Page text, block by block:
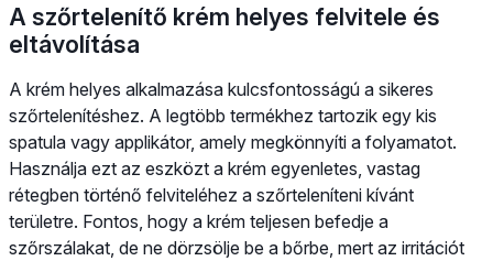
A szőrtelenítő krém helyes felvitele és
eltávolítása
A krém helyes alkalmazása kulcsfontosságú a sikeres
szőrtelenítéshez. A legtöbb termékhez tartozik egy kis
spatula vagy applikátor, amely megkönnyíti a folyamatot.
Használja ezt az eszközt a krém egyenletes, vastag
rétegben történő felviteléhez a szőrteleníteni kívánt
területre. Fontos, hogy a krém teljesen befedje a
szőrszálakat, de ne dörzsölje be a bőrbe, mert az irritációt